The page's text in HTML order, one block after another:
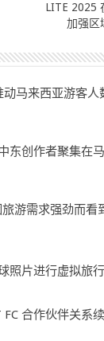
LITE 2025
加强区
动马来西亚游客
东创作者聚集在
游需求强劲而
照片进行虚拟旅
合作伙伴关系